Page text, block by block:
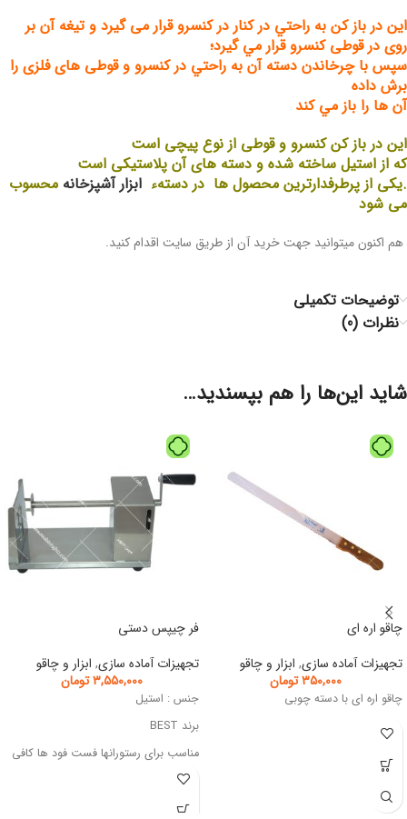
اين در باز کن به‌ راحتي در کنار در کنسرو قرار می گیرد و تيغه آن بر
روی در قوطی کنسرو قرار مي‌ گيرد؛
سپس با چرخاندن دسته آن به ‌راحتي در کنسرو و قوطی های فلزی را
برش داده
آن ها را باز مي ‌کند
این در باز کن کنسرو و قوطی از نوع پیچی است
که از استیل ساخته شده و دسته های آن پلاستیکی است
.یکی از پرطرفدارترین محصول ها در دستهء ابزار آشپزخانه محسوب
می ‌شود
هم اکنون میتوانید جهت خرید آن از طریق سایت اقدام کنید.
توضیحات تکمیلی
نظرات (0)
شاید این‌ها را هم بپسندید…
چاقو اره ای
تجهیزات آماده سازی, ابزار و چاقو
۳۵۰,۰۰۰ تومان
چاقو اره ای با دسته چوبی
فر چیپس دستی
تجهیزات آماده سازی, ابزار و چاقو
۳,۵۵۰,۰۰۰تومان
جنس : استیل
برند BEST
مناسب برای رستورانها فست فود ها کافی
شاپ ها و مصارف خانگی.